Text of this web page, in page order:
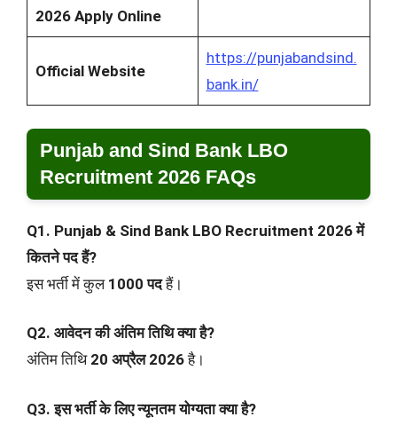
2026 Apply Online
Official Website
https://punjabandsind.
bank.in/
Punjab and Sind Bank LBO
Recruitment 2026 FAQs
Q1. Punjab & Sind Bank LBO Recruitment 2026 में
कितने पद हैं?
इस भर्ती में कुल 1000 पदहैं।
Q2. आवेदन की अंतिम तिथि क्या है?
अंतिम तिथि 20 अप्रैल 2026है।
Q3. इस भर्ती के लिए न्यूनतम योग्यता क्या है?